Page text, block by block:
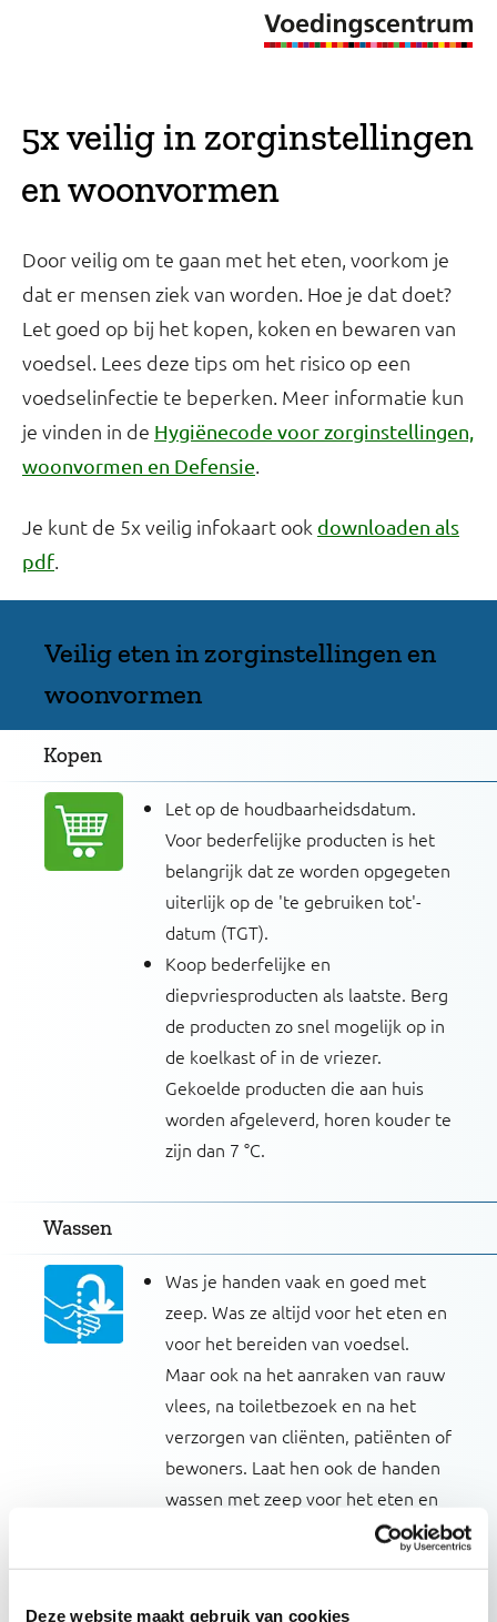
Deze website maakt gebruik van cookies
5x veilig in zorginstellingen
en woonvormen
Door veilig om te gaan met het eten, voorkom je
dat er mensen ziek van worden. Hoe je dat doet?
Let goed op bij het kopen, koken en bewaren van
voedsel. Lees deze tips om het risico op een
voedselinfectie te beperken. Meer informatie kun
je vinden in de Hygiënecode voor zorginstellingen,
woonvormen en Defensie.
Je kunt de 5x veilig infokaart ook downloaden als
pdf.
Veilig eten in zorginstellingen en
woonvormen
Kopen
Let op de houdbaarheidsdatum.
Voor bederfelijke producten is het
belangrijk dat ze worden opgegeten
uiterlijk op de 'te gebruiken tot'-
datum (TGT).
Koop bederfelijke en
diepvriesproducten als laatste. Berg
de producten zo snel mogelijk op in
de koelkast of in de vriezer.
Gekoelde producten die aan huis
worden afgeleverd, horen kouder te
zijn dan 7 °C.
Wassen
Was je handen vaak en goed met
zeep. Was ze altijd voor het eten en
voor het bereiden van voedsel.
Maar ook na het aanraken van rauw
vlees, na toiletbezoek en na het
verzorgen van cliënten, patiënten of
bewoners. Laat hen ook de handen
wassen met zeep voor het eten en
Was groente en fruit grondig onder